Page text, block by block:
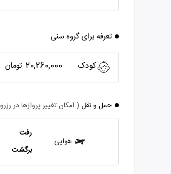
تعرفه برای گروه سنی
کودک 20,260,000 تومان
حمل و نقل ( امکان تغییر پروازها در
هوایی
رفت
برگشت